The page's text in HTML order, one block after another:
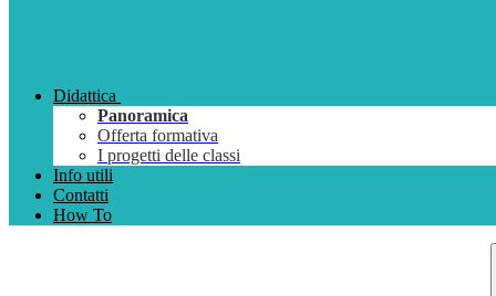
Didattica
Panoramica
Offerta formativa
I progetti delle classi
Info utili
Contatti
How To